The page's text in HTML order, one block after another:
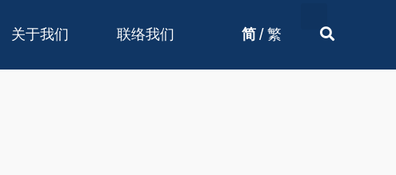
关于我们 联络我们 简 / 繁